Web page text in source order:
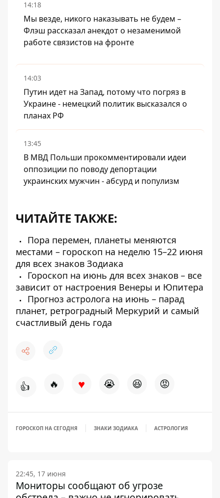
14:18
Мы везде, никого наказывать не будем –
Флэш рассказал анекдот о незаменимой
работе связистов на фронте
14:03
Путин идет на Запад, потому что погряз в
Украине - немецкий политик высказался о
планах РФ
13:45
В МВД Польши прокомментировали идеи
оппозиции по поводу депортации
украинских мужчин - абсурд и популизм
ЧИТАЙТЕ ТАКЖЕ:
Пора перемен, планеты меняются
местами – гороскоп на неделю 15–22 июня
для всех знаков Зодиака
Гороскоп на июнь для всех знаков – все
зависит от настроения Венеры и Юпитера
Прогноз астролога на июнь – парад
планет, ретроградный Меркурий и самый
счастливый день года
👍 🔥 ♥ 😭 😆 😡
ГОРОСКОП НА СЕГОДНЯ ЗНАКИ ЗОДИАКА АСТРОЛОГИЯ
22:45, 17 июня
Мониторы сообщают об угрозе